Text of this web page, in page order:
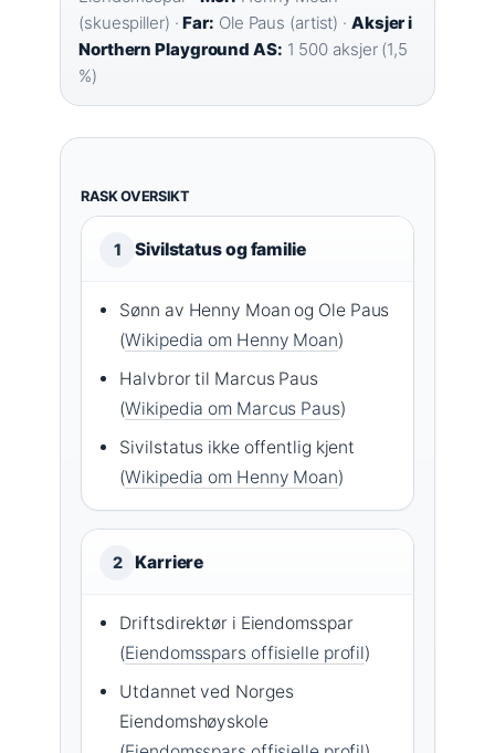
(skuespiller) ·Far: Ole Paus (artist) · Aksjer i
Northern Playground AS: 1 500 aksjer (1,5
%)
RASK OVERSIKT
1 Sivilstatus og familie
Sønn av Henny Moan og Ole Paus
(Wikipedia om Henny Moan)
Halvbror til Marcus Paus
(Wikipedia om Marcus Paus)
Sivilstatus ikke offentlig kjent
(Wikipedia om Henny Moan)
2 Karriere
Driftsdirektør i Eiendomsspar
(Eiendomsspars offisielle profil)
Utdannet ved Norges
Eiendomshøyskole